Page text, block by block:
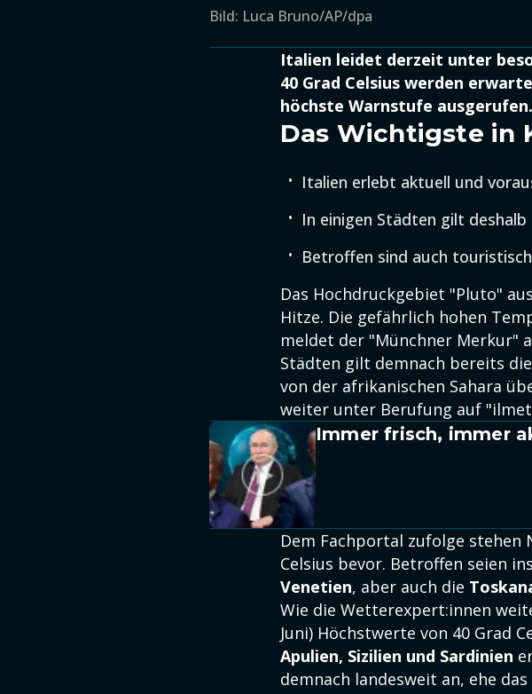
Bild: Luca Bruno/AP/dpa
Italien leidet derzeit unter
40 Grad Celsius werden
höchste Warnstufe ausgerufen.
Das Wichtigste in
Italien erlebt aktuell und
In einigen Städten gilt
Betroffen sind auch
Das Hochdruckgebiet "Pluto"
Hitze. Die gefährlich hohen
meldet der "Münchner Merkur"
Städten gilt demnach bereits
von der afrikanischen Sahara
weiter unter Berufung auf
Immer frisch, immer
Dem Fachportal zufolge
Celsius bevor. Betroffen seien
Venetien, aber auch die
Wie die Wetterexpert:innen
Juni) Höchstwerte von 40 Grad
Apulien, Sizilien und Sardinien
demnach landesweit an, ehe